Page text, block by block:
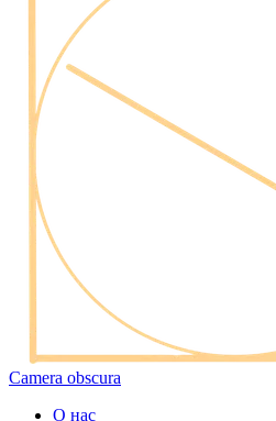
Camera obscura
О нас